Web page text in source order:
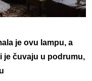
je ovu lampu, a
je čuvaju u podrumu,